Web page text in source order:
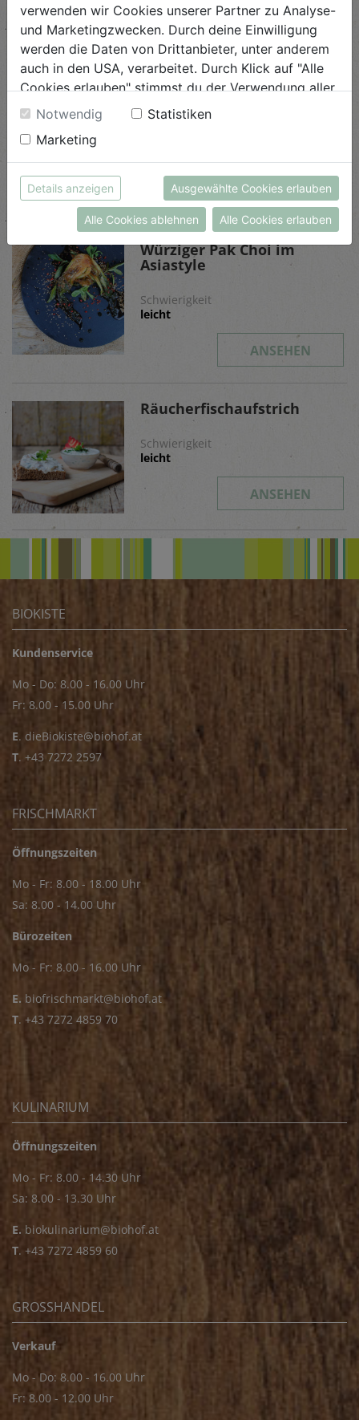
Ähnliche Rezepte
ANSEHEN
Würziger Pak Choi im
Asiastyle
Schwierigkeit
leicht
ANSEHEN
Räucherfischaufstrich
Schwierigkeit
leicht
ANSEHEN
BIOKISTE
Kundenservice
Mo - Do: 8.00 - 16.00 Uhr
Fr: 8.00 - 15.00 Uhr
E. dieBiokiste@biohof.at
T. +43 7272 2597
FRISCHMARKT
Öffnungszeiten
Mo - Fr: 8.00 - 18.00 Uhr
Sa: 8.00 - 14.00 Uhr
Bürozeiten
Mo - Fr: 8.00 - 16.00 Uhr
E. biofrischmarkt@biohof.at
T. +43 7272 4859 70
KULINARIUM
Öffnungszeiten
Mo - Fr: 8.00 - 14.30 Uhr
Sa: 8.00 - 13.30 Uhr
E. biokulinarium@biohof.at
T. +43 7272 4859 60
GROSSHANDEL
Verkauf
Mo - Do: 8.00 - 16.00 Uhr
Fr: 8.00 - 12.00 Uhr
verwenden wir Cookies unserer Partner zu Analyse-
und Marketingzwecken. Durch deine Einwilligung
werden die Daten von Drittanbieter, unter anderem
auch in den USA, verarbeitet. Durch Klick auf "Alle
Cookies erlauben" stimmst du der Verwendung aller
Cookies zu. Unter "Details anzeigen" findest du alle
Infos zu den unterschiedlichen Cookies, du kannst
auch entscheiden, welche Cookies du erlauben
möchtest.
Weitere Informationen findest du in unserer
Datenschutzerklärung
bzw. imImpressum
Notwendig
Statistiken
Marketing
Details anzeigen Ausgewählte Cookies erlauben
Alle Cookies ablehnen Alle Cookies erlauben